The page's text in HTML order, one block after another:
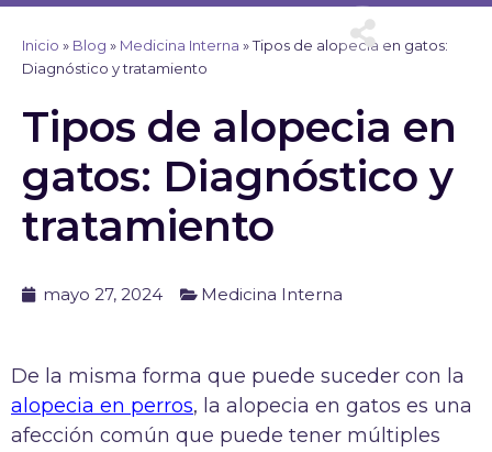
Ir
contenido
Inicio » Blog » Medicina Interna »Tipos de alopecia en gatos:
Diagnóstico y tratamiento
Tipos de alopecia en
gatos: Diagnóstico y
tratamiento
mayo 27, 2024 Medicina Interna
De la misma forma que puede suceder con la
alopecia en perros, la alopecia en gatos es una
afección común que puede tener múltiples